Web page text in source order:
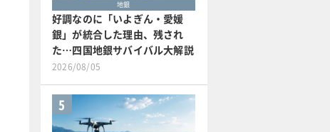
地銀
好調なのに「いよぎん・愛媛
銀」が統合した理由、残され
た…四国地銀サバイバル大解説
2026/08/05
5